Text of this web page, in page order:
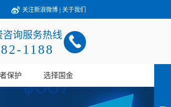
关注新浪微博 | 关于我们
咨询服务热线
1188
保护 选择国金